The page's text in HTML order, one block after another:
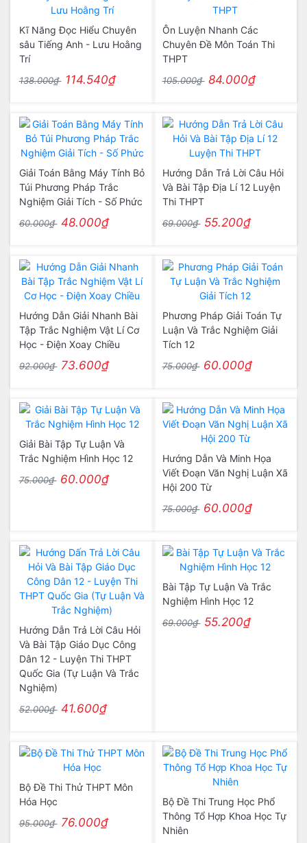
Kĩ Năng Đọc Hiểu Chuyên
sâu Tiếng Anh - Lưu Hoằng
Trí
138.000₫ 114.540₫
Ôn Luyện Nhanh Các
Chuyên Đề Môn Toán Thi
THPT
105.000₫ 84.000₫
Giải Toán Bằng Máy Tính Bỏ
Túi Phương Pháp Trắc
Nghiệm Giải Tích - Số Phức
60.000₫ 48.000₫
Hướng Dẫn Trả Lời Câu Hỏi
Và Bài Tập Địa Lí 12 Luyện
Thi THPT
69.000₫ 55.200₫
Hướng Dẫn Giải Nhanh Bài
Tập Trắc Nghiệm Vật Lí Cơ
Học - Điện Xoay Chiều
92.000₫ 73.600₫
Phương Pháp Giải Toán Tự
Luận Và Trắc Nghiệm Giải
Tích 12
75.000₫ 60.000₫
Giải Bài Tập Tự Luận Và
Trắc Nghiệm Hình Học 12
75.000₫ 60.000₫
Hướng Dẫn Và Minh Họa
Viết Đoạn Văn Nghị Luận Xã
Hội 200 Từ
75.000₫ 60.000₫
Hướng Dẫn Trả Lời Câu Hỏi
Và Bài Tập Giáo Dục Công
Dân 12 - Luyện Thi THPT
Quốc Gia (Tự Luận Và Trắc
Nghiệm)
52.000₫ 41.600₫
Bài Tập Tự Luận Và Trắc
Nghiệm Hình Học 12
69.000₫ 55.200₫
Bộ Đề Thi Thử THPT Môn
Hóa Học
95.000₫ 76.000₫
Bộ Đề Thi Trung Học Phổ
Thông Tổ Hợp Khoa Học Tự
Nhiên